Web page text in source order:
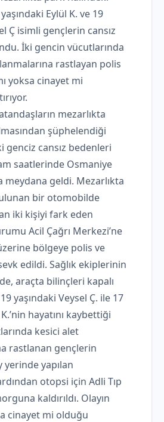
Eylül K. ve 19
Ç isimli gençlerin cansız
İki gencin vücutlarında
rastlayan polis
yoksa cinayet mi
mezarlıkta
şüphelendiği
cansız bedenleri
saatlerinde Osmaniye
meydana geldi. Mezarlıkta
bir otomobilde
iki kişiyi fark eden
Acil Çağrı Merkezi’ne
bölgeye polis ve
edildi. Sağlık ekiplerinin
araçta bilinçleri kapalı
yaşındaki Veysel Ç. ile 17
hayatını kaybettiği
kesici alet
rastlanan gençlerin
yerinde yapılan
otopsi için Adli Tıp
kaldırıldı. Olayın
cinayet mi olduğu